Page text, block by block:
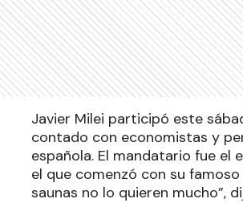
Javier Milei participó este
contado con economistas y
española. El mandatario fue el
el que comenzó con su
saunas no lo quieren mucho”,